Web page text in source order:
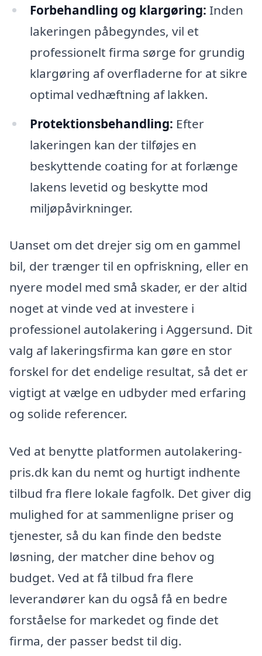
Forbehandling og klargøring: Inden
lakeringen påbegyndes, vil et
professionelt firma sørge for grundig
klargøring af overfladerne for at sikre
optimal vedhæftning af lakken.
Protektionsbehandling: Efter
lakeringen kan der tilføjes en
beskyttende coating for at forlænge
lakens levetid og beskytte mod
miljøpåvirkninger.
Uanset om det drejer sig om en gammel
bil, der trænger til en opfriskning, eller en
nyere model med små skader, er der altid
noget at vinde ved at investere i
professionel autolakering i Aggersund. Dit
valg af lakeringsfirma kan gøre en stor
forskel for det endelige resultat, så det er
vigtigt at vælge en udbyder med erfaring
og solide referencer.
Ved at benytte platformen autolakering-
pris.dk kan du nemt og hurtigt indhente
tilbud fra flere lokale fagfolk. Det giver dig
mulighed for at sammenligne priser og
tjenester, så du kan finde den bedste
løsning, der matcher dine behov og
budget. Ved at få tilbud fra flere
leverandører kan du også få en bedre
forståelse for markedet og finde det
firma, der passer bedst til dig.